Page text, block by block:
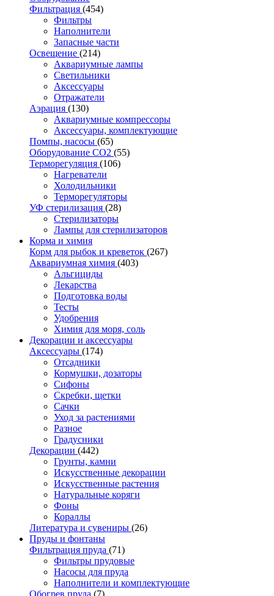
Фильтрация (454)
Фильтры
Наполнители
Запасные части
Освещение (214)
Аквариумные лампы
Светильники
Аксессуары
Отражатели
Аэрация (130)
Аквариумные компрессоры
Аксессуары, комплектующие
Помпы, насосы (65)
Оборудование CO2 (55)
Терморегуляция (106)
Нагреватели
Холодильники
Терморегуляторы
УФ стерилизация (28)
Стерилизаторы
Лампы для стерилизаторов
Корма и химия
Корм для рыбок и креветок (267)
Аквариумная химия (403)
Альгициды
Лекарства
Подготовка воды
Тесты
Удобрения
Химия для моря, соль
Декорации и аксессуары
Аксессуары (174)
Отсадники
Кормушки, дозаторы
Сифоны
Скребки, щетки
Сачки
Уход за растениями
Разное
Градусники
Декорации (442)
Грунты, камни
Искусственные декорации
Искусственные растения
Натуральные коряги
Фоны
Кораллы
Литература и сувениры (26)
Пруды и фонтаны
Фильтрация пруда (71)
Фильтры прудовые
Насосы для пруда
Наполнители и комплектующие
Обогрев пруда (7)